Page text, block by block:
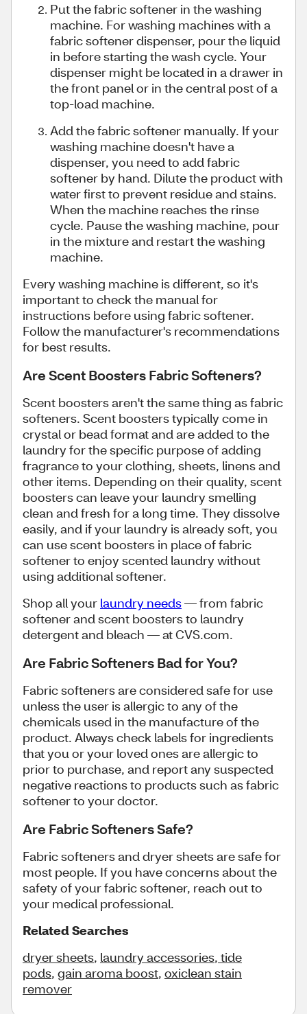
Put the fabric softener in the washing
machine. For washing machines with a
fabric softener dispenser, pour the liquid
in before starting the wash cycle. Your
dispenser might be located in a drawer in
the front panel or in the central post of a
top-load machine.
Add the fabric softener manually. If your
washing machine doesn't have a
dispenser, you need to add fabric
softener by hand. Dilute the product with
water first to prevent residue and stains.
When the machine reaches the rinse
cycle. Pause the washing machine, pour
in the mixture and restart the washing
machine.
Every washing machine is different, so it's
important to check the manual for
instructions before using fabric softener.
Follow the manufacturer's recommendations
for best results.
Are Scent Boosters Fabric Softeners?
Scent boosters aren't the same thing as fabric
softeners. Scent boosters typically come in
crystal or bead format and are added to the
laundry for the specific purpose of adding
fragrance to your clothing, sheets, linens and
other items. Depending on their quality, scent
boosters can leave your laundry smelling
clean and fresh for a long time. They dissolve
easily, and if your laundry is already soft, you
can use scent boosters in place of fabric
softener to enjoy scented laundry without
using additional softener.
Shop all your laundry needs— from fabric
softener and scent boosters to laundry
detergent and bleach — at CVS.com.
Are Fabric Softeners Bad for You?
Fabric softeners are considered safe for use
unless the user is allergic to any of the
chemicals used in the manufacture of the
product. Always check labels for ingredients
that you or your loved ones are allergic to
prior to purchase, and report any suspected
negative reactions to products such as fabric
softener to your doctor.
Are Fabric Softeners Safe?
Fabric softeners and dryer sheets are safe for
most people. If you have concerns about the
safety of your fabric softener, reach out to
your medical professional.
Related Searches
dryer sheets, laundry accessories, tide
pods, gain aroma boost, oxiclean stain
remover